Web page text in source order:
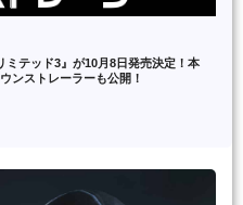
テッド3』が10月8日発売決定！本
ンストレーラーも公開！